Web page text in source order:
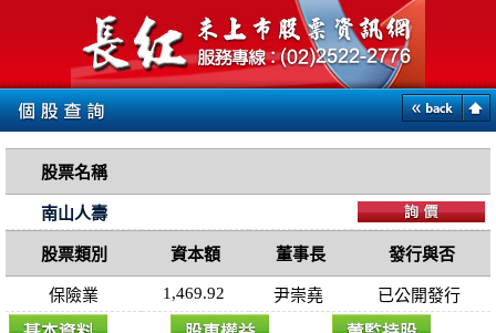
股票名稱
南山人壽
股票類別 資本額 董事長 發行與否
保險業 1,469.92 尹崇堯 已公開發行